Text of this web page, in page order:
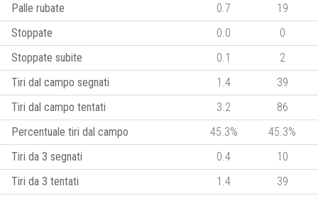
Palle rubate
0.7
19
Stoppate
0.0
0
Stoppate subite
0.1
2
Tiri dal campo segnati
1.4
39
Tiri dal campo tentati
3.2
86
Percentuale tiri dal campo
45.3%
45.3%
Tiri da 3 segnati
0.4
10
Tiri da 3 tentati
1.4
39